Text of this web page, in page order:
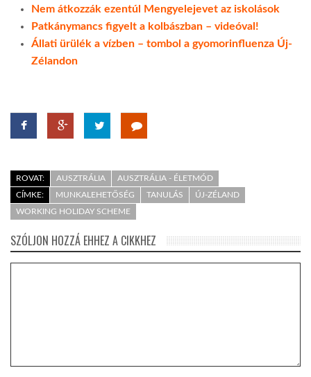
Nem átkozzák ezentúl Mengyelejevet az iskolások
Patkánymancs figyelt a kolbászban – videóval!
Állati ürülék a vízben – tombol a gyomorinfluenza Új-
Zélandon
ROVAT: AUSZTRÁLIA
AUSZTRÁLIA - ÉLETMÓD
CÍMKE:
MUNKALEHETŐSÉG TANULÁS
ÚJ-ZÉLAND
WORKING HOLIDAY SCHEME
SZÓLJON HOZZÁ EHHEZ A CIKKHEZ